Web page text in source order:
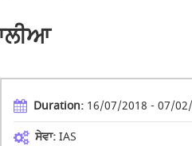
Duration: 16/07/2018 - 07/
ਸੇਵਾ:IAS